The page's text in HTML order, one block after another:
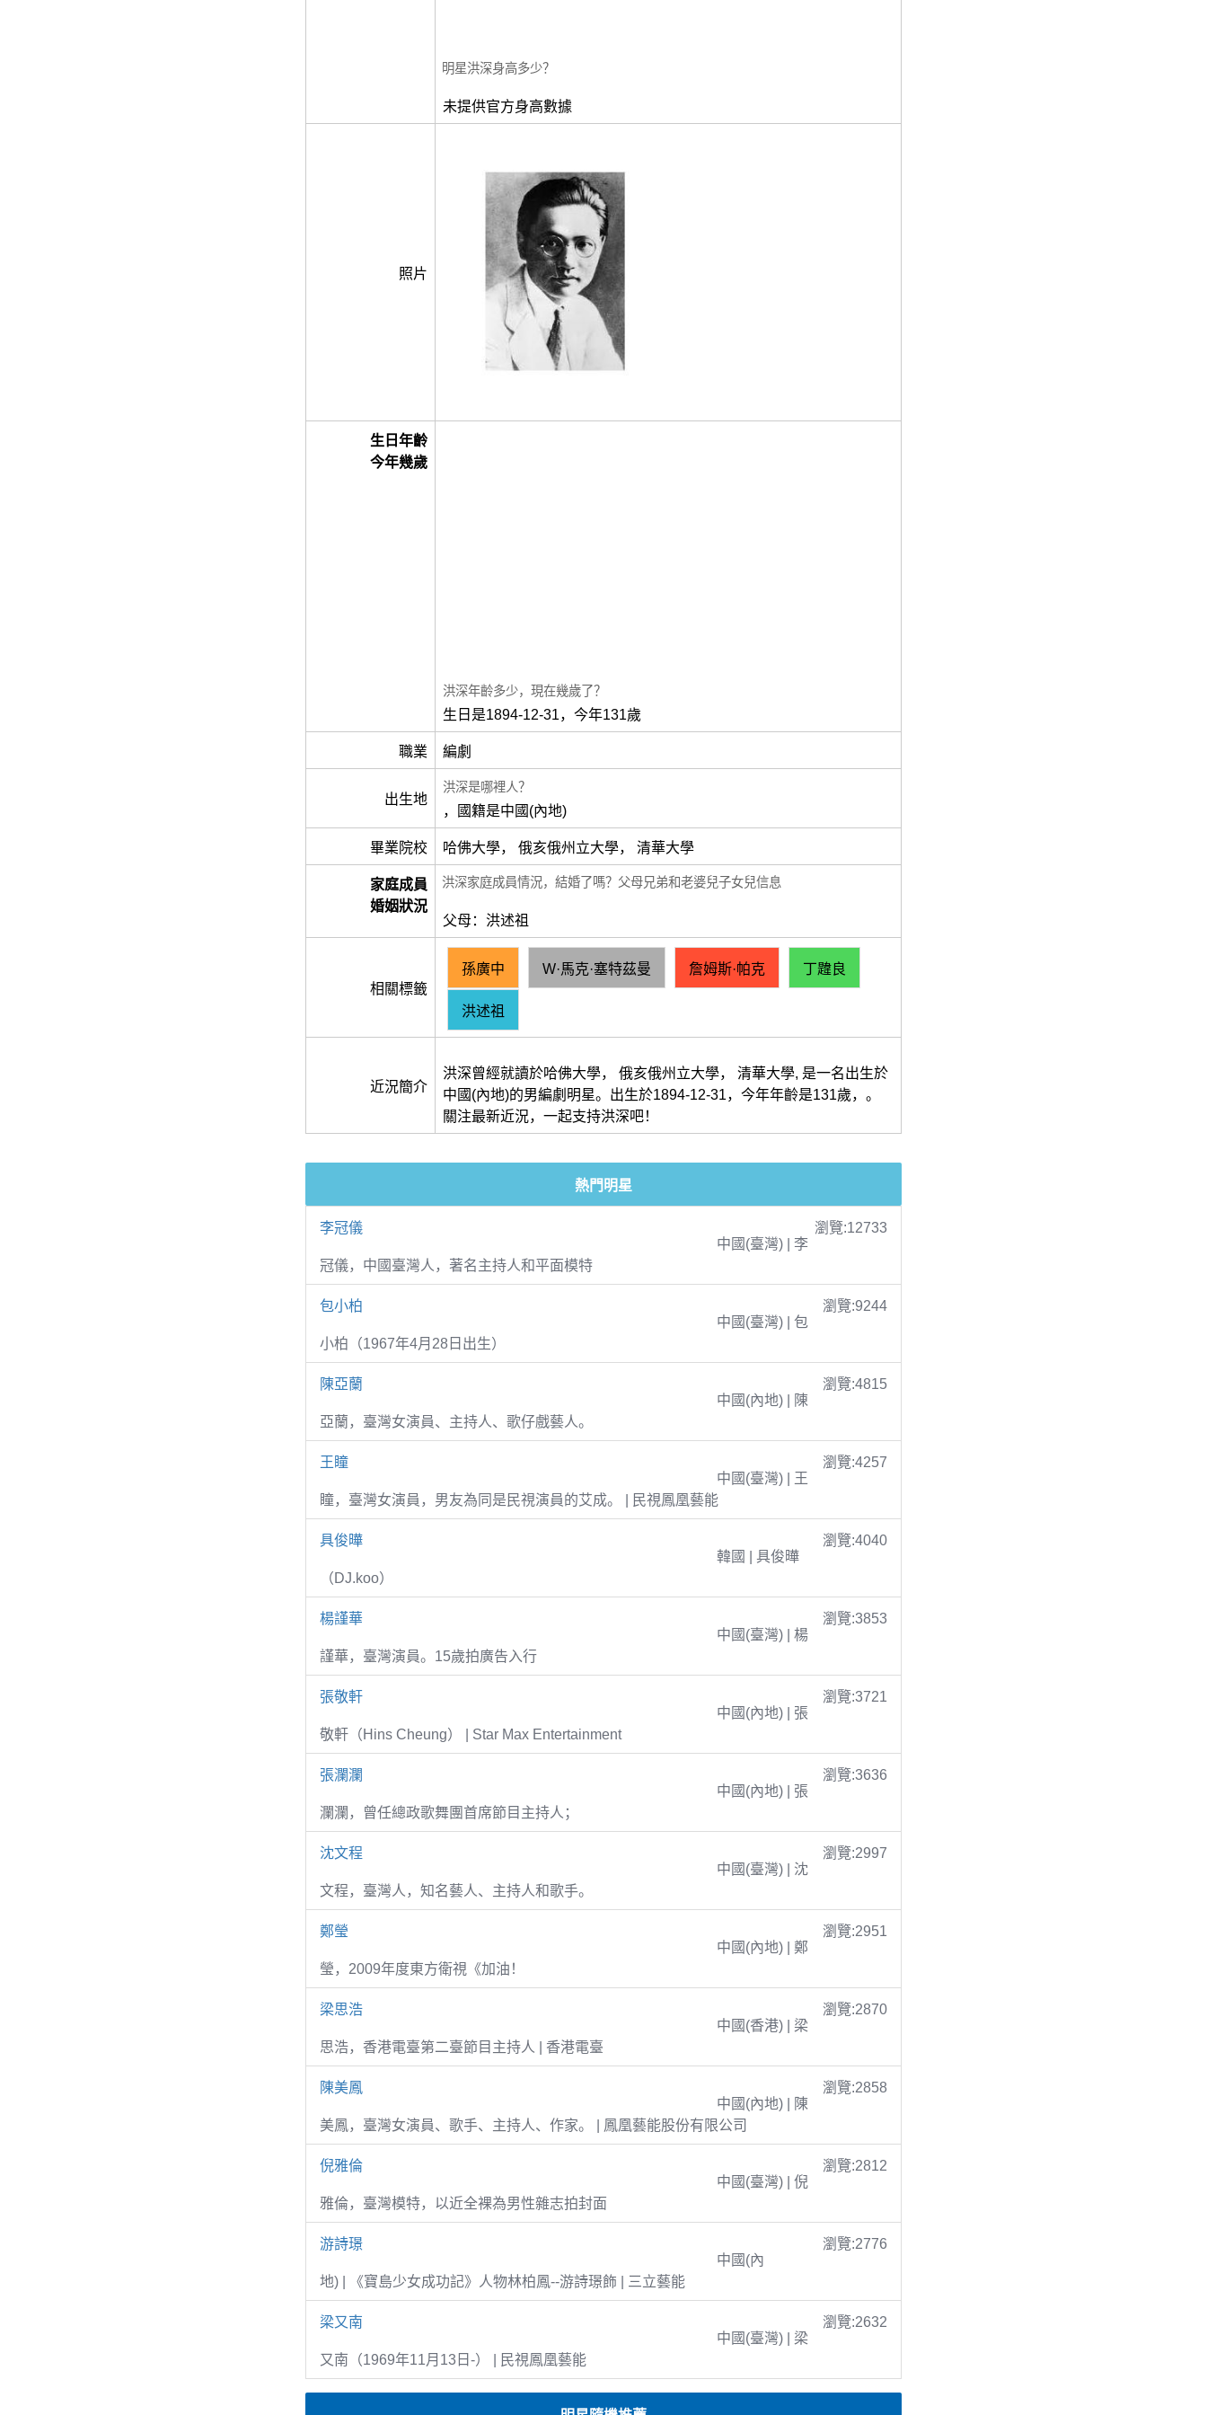
明星洪深身高多少？
未提供官方身高數據
照片
生日年齡
今年幾歲
洪深年齡多少，現在幾歲了？
生日是1894-12-31，今年131歲
職業 編劇
出生地
洪深是哪裡人？
，國籍是中國(內地)
畢業院校 哈佛大學， 俄亥俄州立大學， 清華大學
家庭成員
婚姻狀況
洪深家庭成員情況，結婚了嗎？父母兄弟和老婆兒子女兒信息
父母：洪述祖
相關標籤
孫廣中 W·馬克·塞特茲曼 詹姆斯·帕克 丁韙良
洪述祖
近況簡介
洪深曾經就讀於哈佛大學， 俄亥俄州立大學， 清華大學, 是一名出生於
中國(內地)的男編劇明星。出生於1894-12-31，今年年齡是131歲，。
關注最新近況，一起支持洪深吧！
熱門明星
李冠儀
瀏覽:12733
中國(臺灣) | 李
冠儀，中國臺灣人，著名主持人和平面模特
包小柏
瀏覽:9244
中國(臺灣) | 包
小柏（1967年4月28日出生）
陳亞蘭
瀏覽:4815
中國(內地) | 陳
亞蘭，臺灣女演員、主持人、歌仔戲藝人。
王瞳
瀏覽:4257
中國(臺灣) | 王
瞳，臺灣女演員，男友為同是民視演員的艾成。 | 民視鳳凰藝能
具俊曄
瀏覽:4040
韓國 | 具俊曄
（DJ.koo）
楊謹華
瀏覽:3853
中國(臺灣) | 楊
謹華，臺灣演員。15歲拍廣告入行
張敬軒
瀏覽:3721
中國(內地) | 張
敬軒（Hins Cheung） | Star Max Entertainment
張瀾瀾
瀏覽:3636
中國(內地) | 張
瀾瀾，曾任總政歌舞團首席節目主持人；
沈文程
瀏覽:2997
中國(臺灣) | 沈
文程，臺灣人，知名藝人、主持人和歌手。
鄭瑩
瀏覽:2951
中國(內地) | 鄭
瑩，2009年度東方衛視《加油！
梁思浩
瀏覽:2870
中國(香港) | 梁
思浩，香港電臺第二臺節目主持人 | 香港電臺
陳美鳳
瀏覽:2858
中國(內地) | 陳
美鳳，臺灣女演員、歌手、主持人、作家。 | 鳳凰藝能股份有限公司
倪雅倫
瀏覽:2812
中國(臺灣) | 倪
雅倫，臺灣模特，以近全裸為男性雜志拍封面
游詩璟
瀏覽:2776
中國(內
地) | 《寶島少女成功記》人物林柏鳳--游詩璟飾 | 三立藝能
梁又南
瀏覽:2632
中國(臺灣) | 梁
又南（1969年11月13日-） | 民視鳳凰藝能